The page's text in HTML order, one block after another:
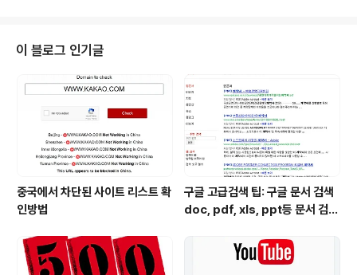
꽤 맘에 들기 때문이다. 서비스도 좋고, 맛도 좋고 해서...언
젠가는 친척 A가 저보고 친척 B가 운영하는 식당 상황이
별로 좋지 않으니, 매출도 올릴겸 친구들 데리고 거기 가서
식사하라고 권유한다(혼자가 아닌 이상 돈을 내고 식사
함). 그래서 친구들 데리고 식사하러 갔다. 가서 이것 저것
가득 주문해서 먹고..
이 블로그 인기글
중국에서 차단된 사이트 리스트 확
인방법
구글 고급검색 팁: 구글 문서 검색
doc, pdf, xls, ppt등 문서 검색